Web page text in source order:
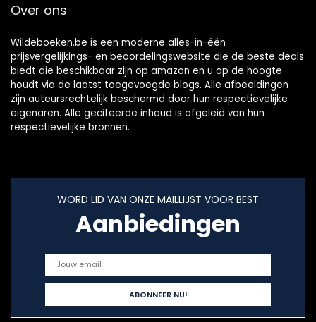
Over ons
Wildeboeken.be is een moderne alles-in-één
prijsvergelijkings- en beoordelingswebsite die de beste deals
biedt die beschikbaar zijn op amazon en u op de hoogte
houdt via de laatst toegevoegde blogs. Alle afbeeldingen
zijn auteursrechtelijk beschermd door hun respectievelijke
eigenaren. Alle geciteerde inhoud is afgeleid van hun
respectievelijke bronnen.
WORD LID VAN ONZE MAILLIJST VOOR BEST
Aanbiedingen